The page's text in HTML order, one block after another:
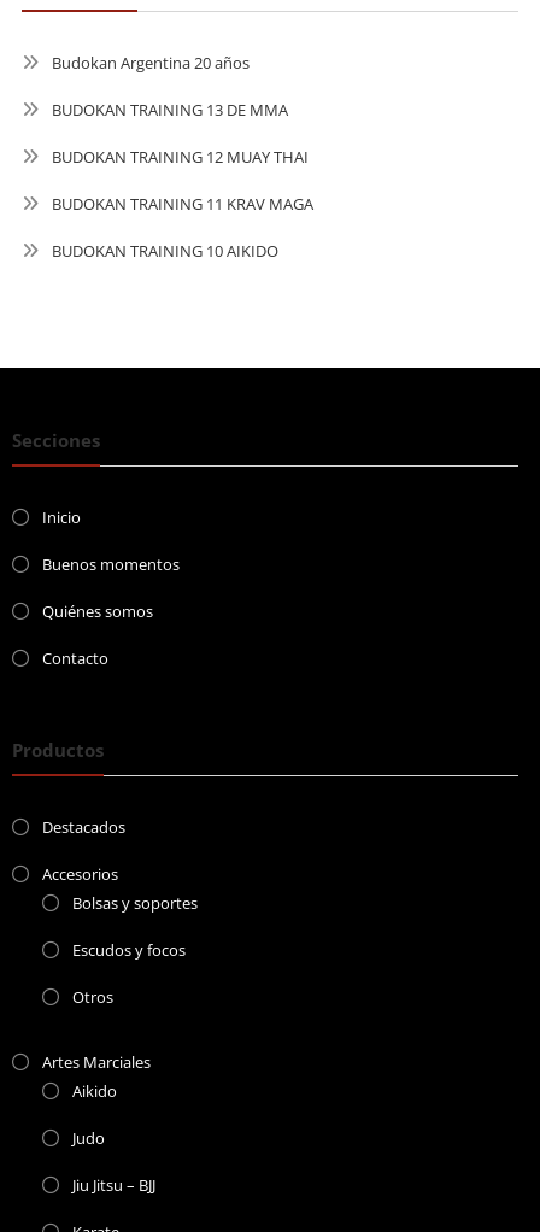
Budokan Argentina 20 años
BUDOKAN TRAINING 13 DE MMA
BUDOKAN TRAINING 12 MUAY THAI
BUDOKAN TRAINING 11 KRAV MAGA
BUDOKAN TRAINING 10 AIKIDO
Secciones
Inicio
Buenos momentos
Quiénes somos
Contacto
Productos
Destacados
Accesorios
Bolsas y soportes
Escudos y focos
Otros
Artes Marciales
Aikido
Judo
Jiu Jitsu – BJJ